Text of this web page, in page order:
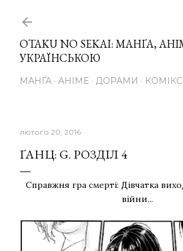
OTAKU NO SEKAI: МАНҐА,
УКРАЇНСЬКОЮ
МАНҐА АНІМЕ ДОРАМИ
лютого 20, 2016
ҐАНЦ: G. РОЗДІЛ 4
Справжня гра смерті: Дівчатка
війни...